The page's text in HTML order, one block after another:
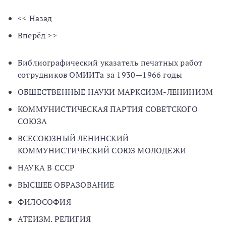
<< Назад
Вперёд >>
Библиографический указатель печатных работ
сотрудников ОМИИТа за 1930—1966 годы
ОБЩЕСТВЕННЫЕ НАУКИ МАРКСИЗМ-ЛЕНИНИЗМ
КОММУНИСТИЧЕСКАЯ ПАРТИЯ СОВЕТСКОГО
СОЮЗА
ВСЕСОЮЗНЫЙ ЛЕНИНСКИЙ
КОММУНИСТИЧЕСКИЙ СОЮЗ МОЛОДЕЖИ
НАУКА В СССР
ВЫСШЕЕ ОБРАЗОВАНИЕ
ФИЛОСОФИЯ
АТЕИЗМ. РЕЛИГИЯ